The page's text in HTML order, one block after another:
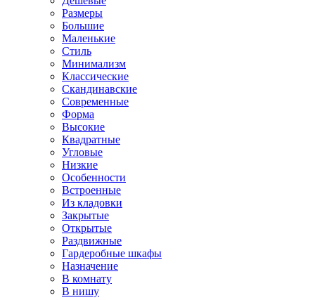
Размеры
Большие
Маленькие
Стиль
Минимализм
Классические
Скандинавские
Современные
Форма
Высокие
Квадратные
Угловые
Низкие
Особенности
Встроенные
Из кладовки
Закрытые
Открытые
Раздвижные
Гардеробные шкафы
Назначение
В комнату
В нишу